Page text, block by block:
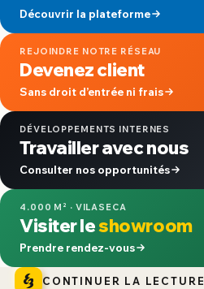
Découvrir la plateforme
REJOINDRE NOTRE RÉSEAU
Devenez client
Sans droit d’entrée ni frais
DÉVELOPPEMENTS INTERNES
Travailler avec nous
Consulter nos opportunités
4.000 M² · VILASECA
Visiter leshowroom
Prendre rendez-vous
CONTINUER LA LECTURE